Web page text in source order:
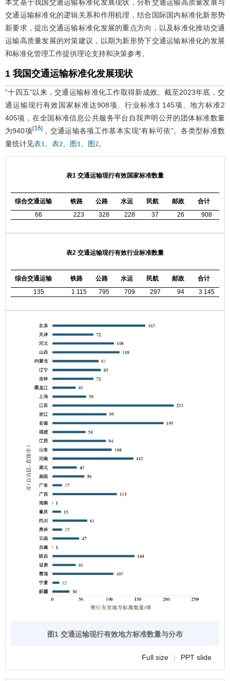
本文基于我国交通运输标准化发展现状，分析交通运输高质量发展与
交通运输标准化的逻辑关系和作用机理，结合国际国内标准化新形势
新要求，提出交通运输标准化发展的重点方向，以及标准化推动交通
运输高质量发展的对策建议，以期为新形势下交通运输标准化的发展
和标准化管理工作提供理论支持和决策参考。
1 我国交通运输标准化发展现状
“十四五”以来，交通运输标准化工作取得新成效。截至2023年底，交
通运输现行有效国家标准达908项、行业标准3 145项、地方标准2
405项，在全国标准信息公共服务平台自我声明公开的团体标准数量
为940项[16] ，交通运输各项工作基本实现“有标可依”。各类型标准数
量统计见表1 表2 图1 图2。
表1 交通运输现行有效国家标准数量
综合交通运输 铁路 公路 水运 民航 邮政
合计
66
223 328 228 37 26 908
表2 交通运输现行有效行业标准数量
综合交通运输 铁路 公路 水运 民航 邮政
合计
135
1 115 795 709 297 94 3 145
图1 交通运输现行有效地方标准数量与分布
Full size | PPT slide